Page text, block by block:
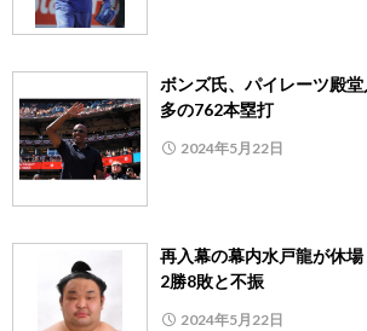
ボンズ氏、パイレーツ殿
多の762本塁打
2024年5月22日
再入幕の幕内水戸龍が休場
2勝8敗と不振
2024年5月22日